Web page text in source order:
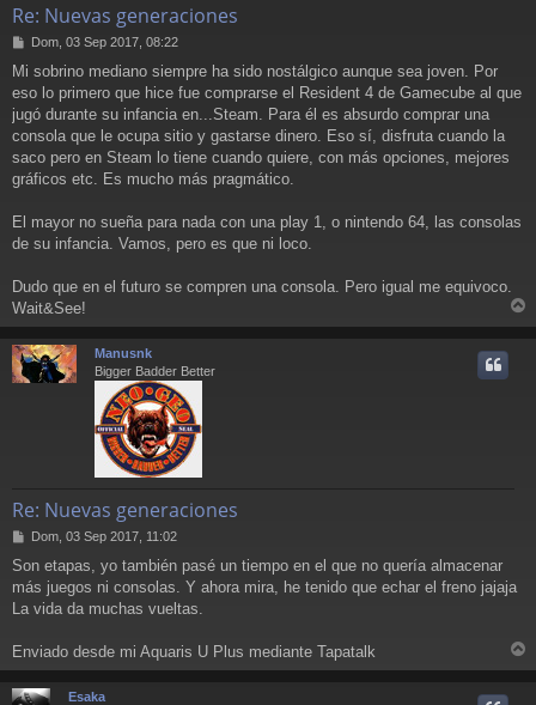
Re: Nuevas generaciones
M
n
s
a
j
Dom, 03 Sep 2017, 08:22
Mi sobrino mediano siempre ha sido nostálgico aunque sea joven. Por
eso lo primero que hice fue comprarse el Resident 4 de Gamecube al que
jugó durante su infancia en...Steam. Para él es absurdo comprar una
consola que le ocupa sitio y gastarse dinero. Eso sí, disfruta cuando la
saco pero en Steam lo tiene cuando quiere, con más opciones, mejores
gráficos etc. Es mucho más pragmático.
El mayor no sueña para nada con una play 1, o nintendo 64, las consolas
de su infancia. Vamos, pero es que ni loco.
Dudo que en el futuro se compren una consola. Pero igual me equivoco.
Wait&See!
r
Manusnk
Bigger Badder Better
Re: Nuevas generaciones
M
n
s
a
Dom, 03 Sep 2017, 11:02
Son etapas, yo también pasé un tiempo en el que no quería almacenar
más juegos ni consolas. Y ahora mira, he tenido que echar el freno jajaja
La vida da muchas vueltas.
Enviado desde mi Aquaris U Plus mediante Tapatalk
r
Esaka